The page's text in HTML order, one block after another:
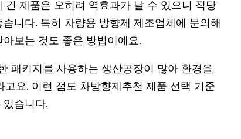
제품은 오히려 역효과가 날 수 있으니 적당
니다. 특히 차량용 방향제 제조업체에 문의해
보는 것도 좋은 방법이에요.
패키지를 사용하는 생산공장이 많아 환경을
요. 이런 점도 차방향제추천 제품 선택 기준
있습니다.